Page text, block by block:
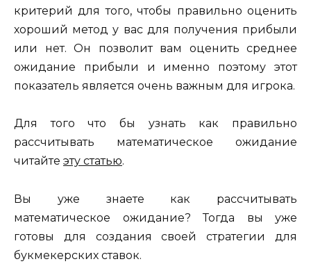
критерий для того, чтобы правильно оценить
хороший метод у вас для получения прибыли
или нет. Он позволит вам оценить среднее
ожидание прибыли и именно поэтому этот
показатель является очень важным для игрока.
Для того что бы узнать как правильно
рассчитывать математическое ожидание
читайте эту статью.
Вы уже знаете как рассчитывать
математическое ожидание? Тогда вы уже
готовы для создания своей стратегии для
букмекерских ставок.